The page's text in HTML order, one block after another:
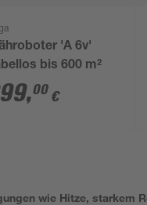
'A 6v'
bis 600 m²
,00 €
wie Hitze, starkem